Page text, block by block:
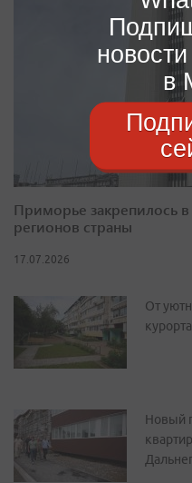
Приморье закрепилось
регионов страны
17.07.2026
От
Новый
в